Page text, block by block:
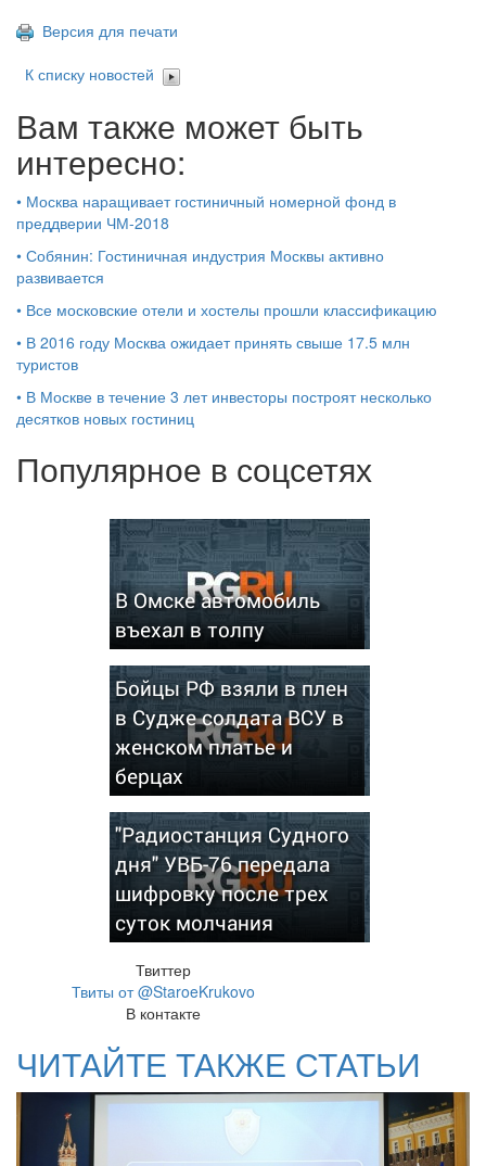
Версия для печати
К списку новостей
Вам также может быть
интересно:
• Москва наращивает гостиничный номерной фонд в
преддверии ЧМ-2018
• Собянин: Гостиничная индустрия Москвы активно
развивается
• Все московские отели и хостелы прошли классификацию
• В 2016 году Москва ожидает принять свыше 17.5 млн
туристов
• В Москве в течение 3 лет инвесторы построят несколько
десятков новых гостиниц
Популярное в соцсетях
В Омске автомобиль
въехал в толпу
Бойцы РФ взяли в плен
в Судже солдата ВСУ в
женском платье и
берцах
"Радиостанция Судного
дня" УВБ-76 передала
шифровку после трех
суток молчания
Твиттер
Твиты от @StaroeKrukovo
В контакте
ЧИТАЙТЕ ТАКЖЕ СТАТЬИ